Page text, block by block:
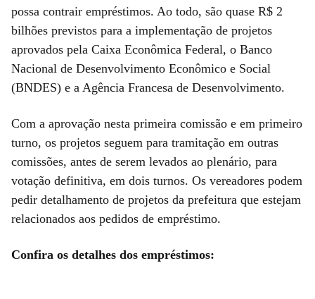
possa contrair empréstimos. Ao todo, são quase R$ 2
bilhões previstos para a implementação de projetos
aprovados pela Caixa Econômica Federal, o Banco
Nacional de Desenvolvimento Econômico e Social
(BNDES) e a Agência Francesa de Desenvolvimento.
Com a aprovação nesta primeira comissão e em primeiro
turno, os projetos seguem para tramitação em outras
comissões, antes de serem levados ao plenário, para
votação definitiva, em dois turnos. Os vereadores podem
pedir detalhamento de projetos da prefeitura que estejam
relacionados aos pedidos de empréstimo.
Confira os detalhes dos empréstimos: